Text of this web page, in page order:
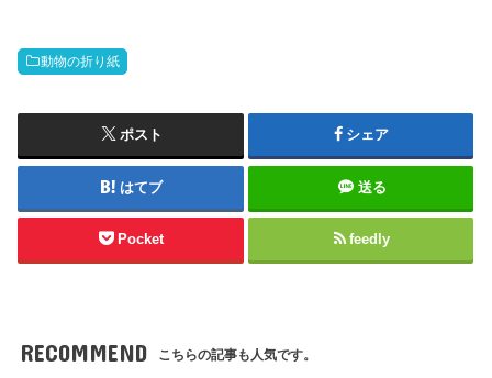
動物の折り紙
ポスト シェア
はてブ 送る
Pocket feedly
RECOMMEND こちらの記事も人気です。